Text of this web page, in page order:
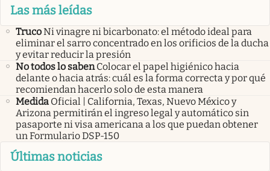
Las más leídas
TrucoNi vinagre ni bicarbonato: el método ideal para
eliminar el sarro concentrado en los orificios de la ducha
y evitar reducir la presión
No todos lo saben Colocar el papel higiénico hacia
delante o hacia atrás: cuál es la forma correcta y por qué
recomiendan hacerlo solo de esta manera
Medida Oficial | California, Texas, Nuevo México y
Arizona permitirán el ingreso legal y automático sin
pasaporte ni visa americana a los que puedan obtener
un Formulario DSP-150
Últimas noticias